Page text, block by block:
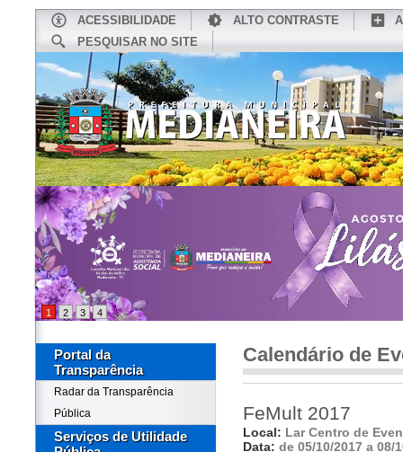
ACESSIBILIDADE ALTO CONTRASTE
PESQUISAR NO SITE
CONHEÇA MEDIANEIRA
1 2 3 4
Portal da
Transparência
Radar da Transparência
Pública
Serviços de Utilidade
Calendário de
FeMult 2017
Local: Lar Centro de
Data: de 05/10/2017 a 08/